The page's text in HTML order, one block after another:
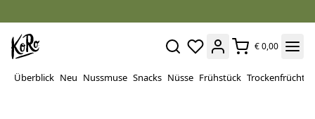
€ 0,00
Überblick Neu Nussmuse Snacks Nüsse Frühstück Trockenfrüchte